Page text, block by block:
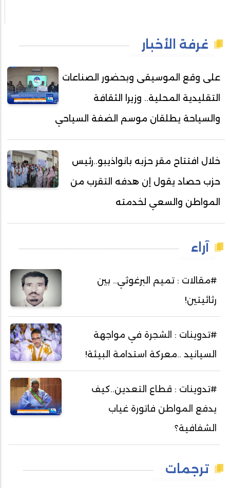
غرفة الأخبار
على وقع الموسيقى وبحضور الصناعات
التقليدية المحلية.. وزيرا الثقافة
والسياحة يطلقان موسم الضفة السياحي
خلال افتتاح مقر حزبه بانواذيبو..رئيس
حزب حصاد يقول إن هدفه التقرب من
المواطن والسعي لخدمته
آراء
#مقالات : تميم البرغوثي.. بين
رثائيتين!
#تدوينات : الشجرة في مواجهة
السيانيد ..معركة استدامة البيئة!
#تدوينات : قطاع التعدين..كيف
يدفع المواطن فاتورة غياب
الشفافية؟
ترجمات